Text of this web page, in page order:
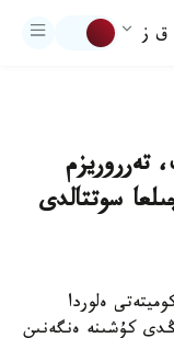
ق ز
تەرروريزم
ەلوردا
كۇشىنە ەنگەنىن